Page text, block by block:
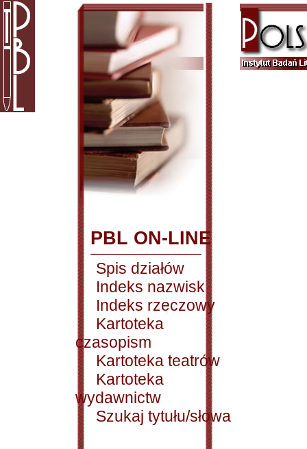
PBL ON-LINE
Spis działów
Indeks nazwisk
Indeks rzeczowy
Kartoteka
czasopism
Kartoteka teatrów
Kartoteka
wydawnictw
Szukaj tytułu/słowa